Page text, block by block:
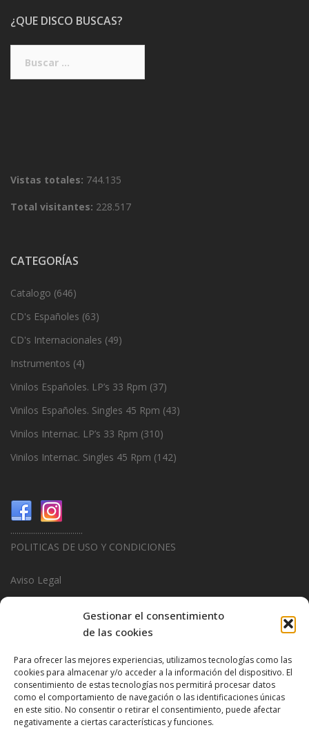
Gestionar el consentimiento
de las cookies
Para ofrecer las mejores experiencias, utilizamos tecnologías como las
cookies para almacenar y/o acceder a la información del dispositivo. El
consentimiento de estas tecnologías nos permitirá procesar datos
como el comportamiento de navegación o las identificaciones únicas
en este sitio. No consentir o retirar el consentimiento, puede afectar
negativamente a ciertas características y funciones.
¿QUE DISCO BUSCAS?
Vistas totales: 744.135
Total visitantes: 228.517
CATEGORÍAS
Catalogo (646)
CD's Españoles (63)
CD's Internacionales (49)
Instrumentos (4)
Vinilos Españoles. LP’s 33 Rpm (37)
Vinilos Españoles. Singles 45 Rpm (43)
Vinilos Internac. LP’s 33 Rpm (310)
Vinilos Internac. Singles 45 Rpm (142)
...................................
POLITICAS DE USO Y CONDICIONES
Aviso Legal
Politica de Privacidad
...................................
Design & Promotions ByHitred.com